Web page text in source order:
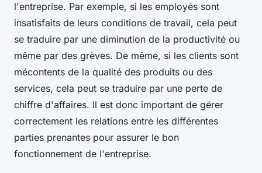
l'entreprise. Par exemple, si les employés sont
insatisfaits de leurs conditions de travail, cela peut
se traduire par une diminution de la productivité ou
même par des grèves. De même, si les clients sont
mécontents de la qualité des produits ou des
services, cela peut se traduire par une perte de
chiffre d'affaires. Il est donc important de gérer
correctement les relations entre les différentes
parties prenantes pour assurer le bon
fonctionnement de l'entreprise.